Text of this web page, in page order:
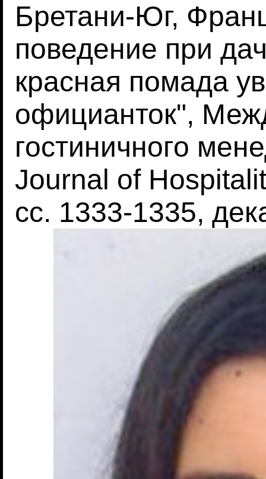
Бретани-Юг,
поведение при
красная помада
официанток",
гостиничного
Journal of
сс. 1333-1335,